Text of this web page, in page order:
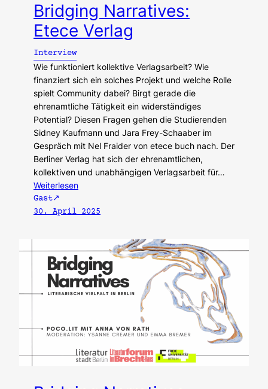
Bridging Narratives:
Etece Verlag
Interview
Wie funktioniert kollektive Verlagsarbeit? Wie
finanziert sich ein solches Projekt und welche Rolle
spielt Community dabei? Birgt gerade die
ehrenamtliche Tätigkeit ein widerständiges
Potential? Diesen Fragen gehen die Studierenden
Sidney Kaufmann und Jara Frey-Schaaber im
Gespräch mit Nel Fraider von etece buch nach. Der
Berliner Verlag hat sich der ehrenamtlichen,
kollektiven und unabhängigen Verlagsarbeit für…
Weiterlesen
Gast
30. April 2025